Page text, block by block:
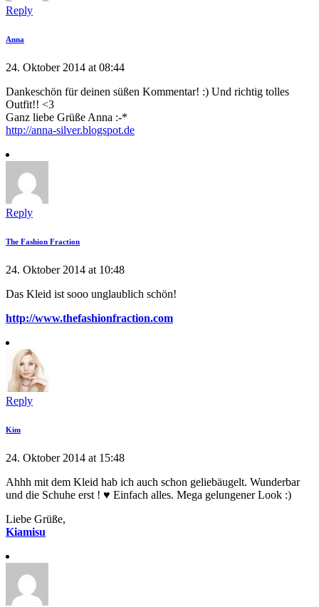
Reply
Anna
24. Oktober 2014 at 08:44
Dankeschön für deinen süßen Kommentar! :) Und richtig tolles
Outfit!! <3
Ganz liebe Grüße Anna :-*
http://anna-silver.blogspot.de
Reply
The Fashion Fraction
24. Oktober 2014 at 10:48
Das Kleid ist sooo unglaublich schön!
http://www.thefashionfraction.com
Reply
Kim
24. Oktober 2014 at 15:48
Ahhh mit dem Kleid hab ich auch schon geliebäugelt. Wunderbar
und die Schuhe erst ! ♥ Einfach alles. Mega gelungener Look :)
Liebe Grüße,
Kiamisu